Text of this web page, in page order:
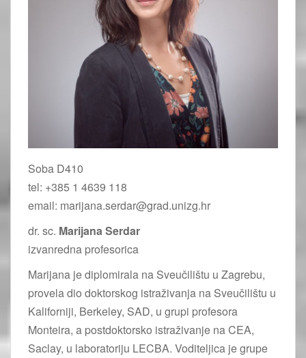
Soba D410
tel: +385 1 4639 118
email: marijana.serdar@grad.unizg.hr
dr. sc. Marijana Serdar
izvanredna profesorica
Marijana je diplomirala na Sveučilištu u Zagrebu,
provela dio doktorskog istraživanja na Sveučilištu u
Kaliforniji, Berkeley, SAD, u grupi profesora
Monteira, a postdoktorsko istraživanje na CEA,
Saclay, u laboratoriju LECBA. Voditeljica je grupe